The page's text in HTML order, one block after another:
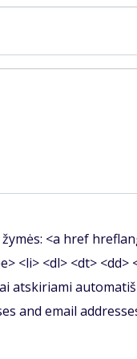
<a href
<li> <dl> <dt> <dd>
atskiriami
and email